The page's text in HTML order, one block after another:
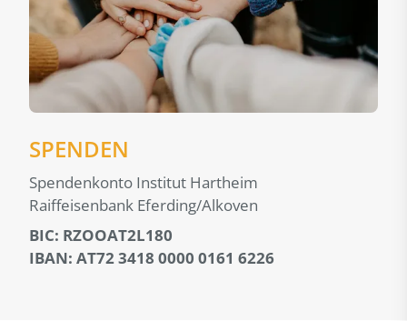
SPENDEN
Spendenkonto Institut Hartheim
Raiffeisenbank Eferding/Alkoven
BIC: RZOOAT2L180
IBAN: AT72 3418 0000 0161 6226